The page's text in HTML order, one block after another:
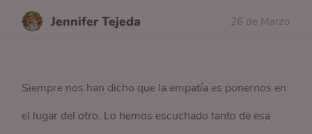
Jennifer Tejeda 26 de Marzo
Siempre nos han dicho que la empatía es ponernos en
el lugar del otro. Lo hemos escuchado tanto de esa